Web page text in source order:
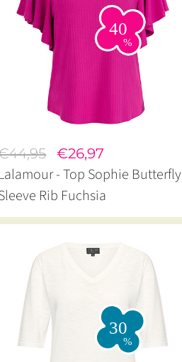
€26,97
- Top Sophie Butterfly
Rib Fuchsia